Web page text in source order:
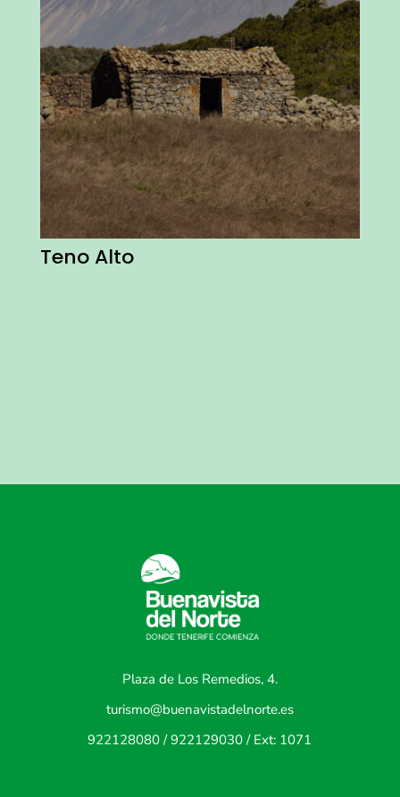
Teno Alto
Plaza de Los Remedios, 4.
turismo@buenavistadelnorte.es
922128080 / 922129030 / Ext: 1071